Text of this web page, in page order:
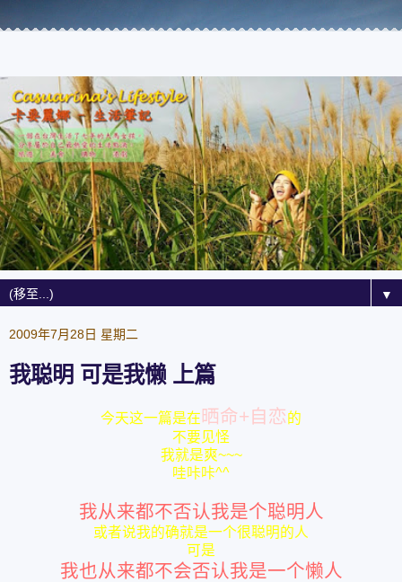
▼
2009年7月28日 星期二
我聪明 可是我懒 上篇
今天这一篇是在 晒命+自恋的
不要见怪
我就是爽~~~
哇咔咔^^
我从来都不否认我是个聪明人
或者说我的确就是一个很聪明的人
可是
我也从来都不会否认我是一个懒人